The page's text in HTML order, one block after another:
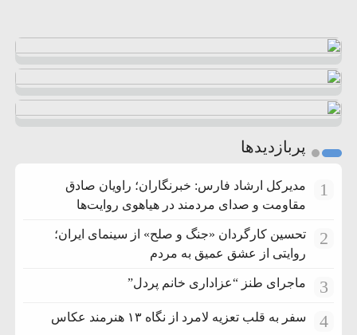
پربازدیدها
1
مدیرکل ارشاد فارس: خبرنگاران؛ راویان صادق
مقاومت و صدای مردمند در هیاهوی روایت‌ها
2
تحسین کارگردان «جنگ و صلح» از سینمای ایران؛
روایتی از عشق عمیق به مردم
3 ماجرای طنز “عزاداری خانم پردل”
4 سفر به قلب تعزیه لامرد از نگاه ۱۳ هنرمند عکاس